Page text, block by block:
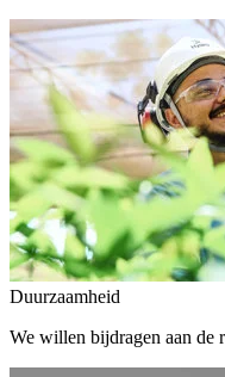
Duurzaamheid
We willen bijdragen aan de